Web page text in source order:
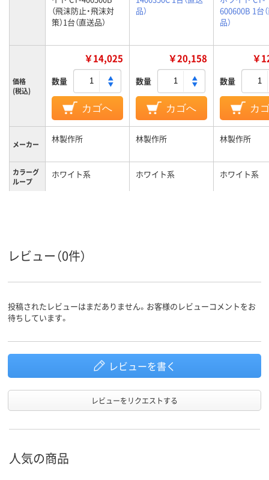
（飛沫防止・飛沫対
策）1台（直送品）
品）
600600B 1台
品）
価格
(税込)
￥14,025
数量
カゴへ
￥20,158
数量
カゴへ
￥
数量
カ
メーカー 林製作所 林製作所 林製作所
カラーグ
ループ
ホワイト系 ホワイト系 ホワイト系
保証期間 1年
レビュー（0件）
投稿されたレビューはまだありません。お客様のレビューコメントをお
待ちしています。
レビューを書く
レビューをリクエストする
人気の商品